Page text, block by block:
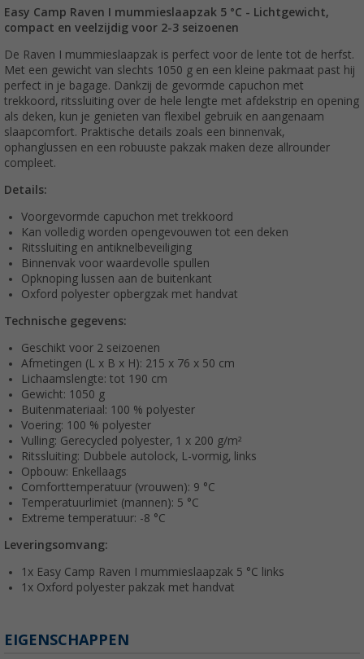
Easy Camp Raven I mummieslaapzak 5 °C - Lichtgewicht,
compact en veelzijdig voor 2-3 seizoenen
De Raven I mummieslaapzak is perfect voor de lente tot de herfst.
Met een gewicht van slechts 1050 g en een kleine pakmaat past hij
perfect in je bagage. Dankzij de gevormde capuchon met
trekkoord, ritssluiting over de hele lengte met afdekstrip en opening
als deken, kun je genieten van flexibel gebruik en aangenaam
slaapcomfort. Praktische details zoals een binnenvak,
ophanglussen en een robuuste pakzak maken deze allrounder
compleet.
Details:
Voorgevormde capuchon met trekkoord
Kan volledig worden opengevouwen tot een deken
Ritssluiting en antiknelbeveiliging
Binnenvak voor waardevolle spullen
Opknoping lussen aan de buitenkant
Oxford polyester opbergzak met handvat
Technische gegevens:
Geschikt voor 2 seizoenen
Afmetingen (L x B x H): 215 x 76 x 50 cm
Lichaamslengte: tot 190 cm
Gewicht: 1050 g
Buitenmateriaal: 100 % polyester
Voering: 100 % polyester
Vulling: Gerecycled polyester, 1 x 200 g/m²
Ritssluiting: Dubbele autolock, L-vormig, links
Opbouw: Enkellaags
Comforttemperatuur (vrouwen): 9 °C
Temperatuurlimiet (mannen): 5 °C
Extreme temperatuur: -8 °C
Leveringsomvang:
1x Easy Camp Raven I mummieslaapzak 5 °C links
1x Oxford polyester pakzak met handvat
EIGENSCHAPPEN